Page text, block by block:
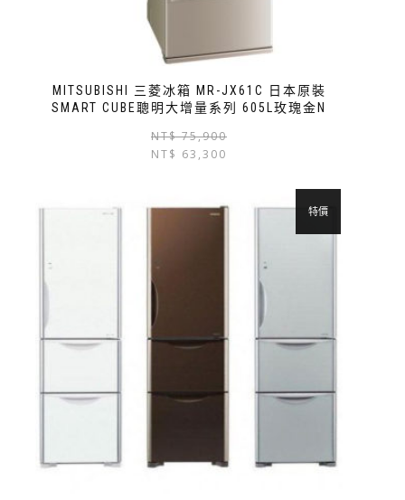
MITSUBISHI 三菱冰箱 MR-JX61C 日本原裝
SMART CUBE聰明大增量系列 605L玫瑰金N
NT$75,900
NT$ 63,300
特價